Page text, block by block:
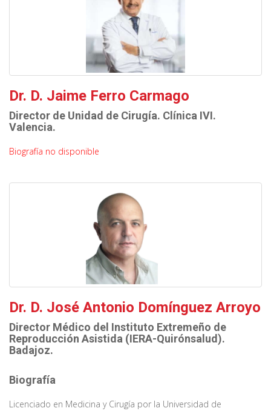
Dr. D. Jaime Ferro Carmago
Director de Unidad de Cirugía. Clínica IVI.
Valencia.
Biografía no disponible
Dr. D. José Antonio Domínguez Arroyo
Director Médico del Instituto Extremeño de
Reproducción Asistida (IERA-Quirónsalud).
Badajoz.
Biografía
Licenciado en Medicina y Cirugía por la Universidad de